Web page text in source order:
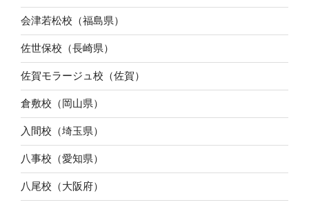
会津若松校（福島県）
佐世保校（長崎県）
佐賀モラージュ校（佐賀）
倉敷校（岡山県）
入間校（埼玉県）
八事校（愛知県）
八尾校（大阪府）